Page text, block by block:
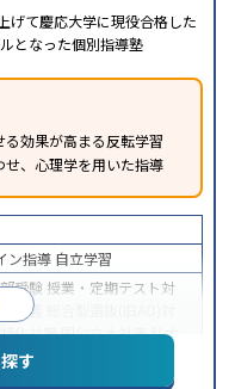
げて慶応大学に現役合格した
となった個別指導塾
効果が高まる反転学習
、心理学を用いた指導
ン指導 自立学習
受験 授業・定期テスト対
定着
化対策国公立大対策私大
(英語検定)対策
その
す